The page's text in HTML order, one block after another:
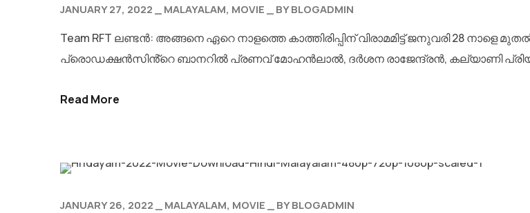
JANUARY 27, 2022 MALAYALAM MOVIE BYBLOGADMIN
Team RFT ലണ്ടൻ: അങ്ങനെ ഏറെ നാളത്തെ കാത്തിരിപ്പിന് വിരാമമിട്ട് ജനുവരി 28 നാളെ
പ്രൊഡക്ഷൻസിൻ്റെ ബാനറിൽ പ്രണവ് മോഹൻലാൽ, ദർശന രാജേന്ദ്രൻ, കല്യാണി
Read More
JANUARY 26, 2022 MALAYALAM MOVIE BYBLOGADMIN